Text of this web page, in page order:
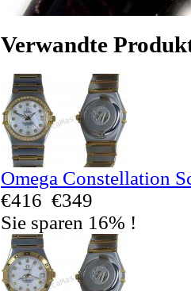
Verwandte
Omega Constellation
€416 €349
Sie sparen 16% !